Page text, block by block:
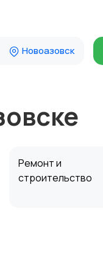
Новоазовск
Ремонт и
строительство